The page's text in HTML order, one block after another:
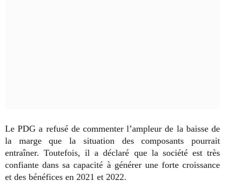
Le PDG a refusé de commenter l’ampleur de la baisse de
la marge que la situation des composants pourrait
entraîner. Toutefois, il a déclaré que la société est très
confiante dans sa capacité à générer une forte croissance
et des bénéfices en 2021 et 2022.